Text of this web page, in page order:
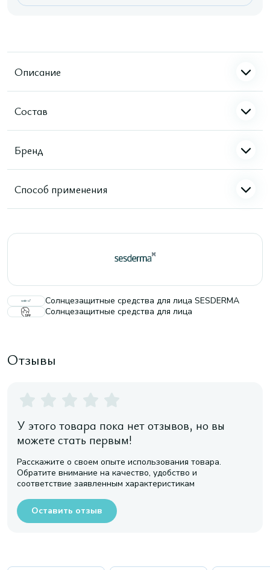
Описание
Состав
Бренд
Способ применения
Солнцезащитные средства для лица SESDERMA
Солнцезащитные средства для лица
Отзывы
У этого товара пока нет отзывов, но вы
можете стать первым!
Расскажите о своем опыте использования товара.
Обратите внимание на качество, удобство и
соответствие заявленным характеристикам
Оставить отзыв